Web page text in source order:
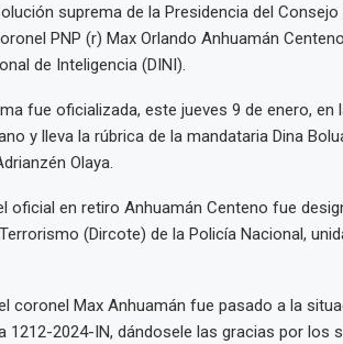
suprema de la Presidencia del
PNP (r) Max Orlando Anhuamán
de Inteligencia (DINI).
fue oficializada, este jueves 9 de enero, en
y lleva la rúbrica de la mandataria Dina
Olaya.
oficial en retiro Anhuamán Centeno fue
(Dircote) de la Policía Nacional,
coronel Max Anhuamán fue pasado a la
1212-2024-IN, dándosele las gracias por los